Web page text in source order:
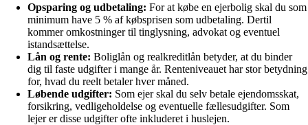
Opsparing og udbetaling: For at købe en ejerbolig skal du som
minimum have 5 % af købsprisen som udbetaling. Dertil
kommer omkostninger til tinglysning, advokat og eventuel
istandsættelse.
Lån og rente: Boliglån og realkreditlån betyder, at du binder
dig til faste udgifter i mange år. Renteniveauet har stor betydning
for, hvad du reelt betaler hver måned.
Løbende udgifter: Som ejer skal du selv betale ejendomsskat,
forsikring, vedligeholdelse og eventuelle fællesudgifter. Som
lejer er disse udgifter ofte inkluderet i huslejen.